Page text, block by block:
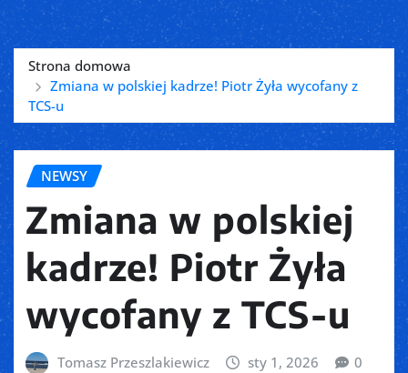
Strona domowa
Zmiana w polskiej kadrze! Piotr Żyła wycofany z
TCS-u
NEWSY
Zmiana w polskiej
kadrze! Piotr Żyła
wycofany z TCS-u
Tomasz Przeszlakiewicz sty 1, 2026 0